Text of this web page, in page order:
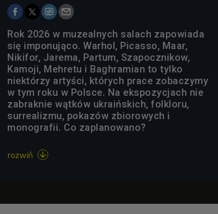
Rok 2026 w muzealnych salach zapowiada
się imponująco. Warhol, Picasso, Maar,
Nikifor, Jarema, Partum, Szapocznikow,
Kamoji, Mehretu i Baghramian to tylko
niektórzy artyści, których prace zobaczymy
w tym roku w Polsce. Na ekspozycjach nie
zabraknie wątków ukraińskich, folkloru,
surrealizmu, pokazów zbiorowych i
monografii. Co zaplanowano?
rozwiń 